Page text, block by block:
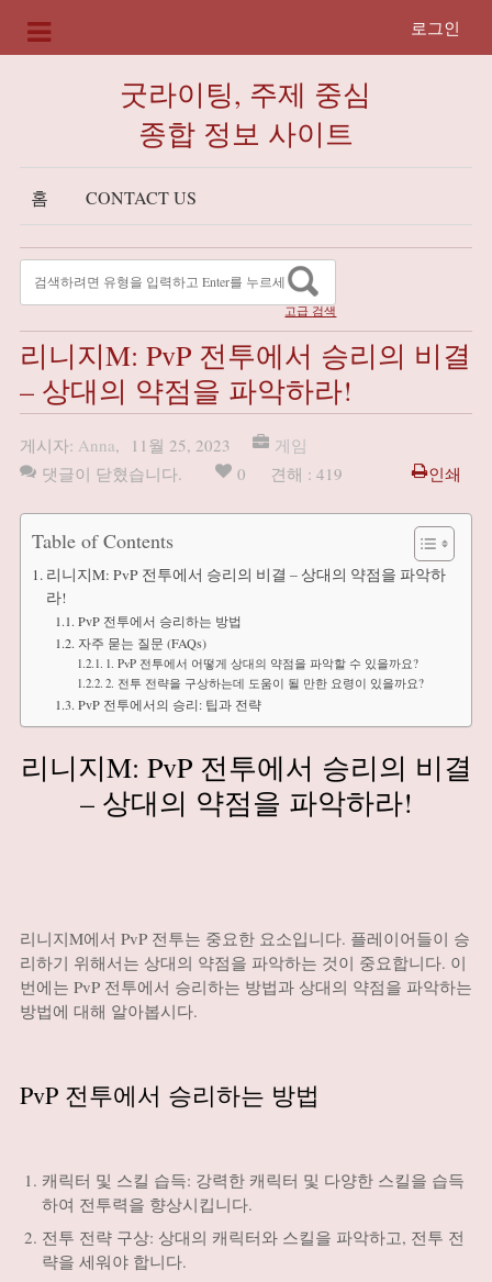
로그인
굿라이팅, 주제 중심
종합 정보 사이트
홈 CONTACT US
고급 검색
리니지M: PvP 전투에서 승리의 비결
– 상대의 약점을 파악하라!
게시자: Anna, 11월 25, 2023
게임
댓글이 닫혔습니다.
0 견해 : 419 인쇄
Table of Contents
리니지M: PvP 전투에서 승리의 비결 – 상대의 약점을 파악하
라!
PvP 전투에서 승리하는 방법
자주 묻는 질문 (FAQs)
1. PvP 전투에서 어떻게 상대의 약점을 파악할 수 있을까요?
2. 전투 전략을 구상하는데 도움이 될 만한 요령이 있을까요?
PvP 전투에서의 승리: 팁과 전략
리니지M: PvP 전투에서 승리의 비결
– 상대의 약점을 파악하라!
리니지M에서 PvP 전투는 중요한 요소입니다. 플레이어들이 승
리하기 위해서는 상대의 약점을 파악하는 것이 중요합니다. 이
번에는 PvP 전투에서 승리하는 방법과 상대의 약점을 파악하는
방법에 대해 알아봅시다.
PvP 전투에서 승리하는 방법
캐릭터 및 스킬 습득: 강력한 캐릭터 및 다양한 스킬을 습득
하여 전투력을 향상시킵니다.
전투 전략 구상: 상대의 캐릭터와 스킬을 파악하고, 전투 전
략을 세워야 합니다.